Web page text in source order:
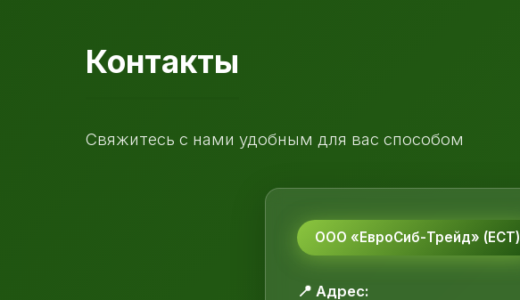
Контакты
Свяжитесь с нами удобным для вас способом
ООО «ЕвроСиб-Трейд» (ЕСТ)
📍 Адрес: